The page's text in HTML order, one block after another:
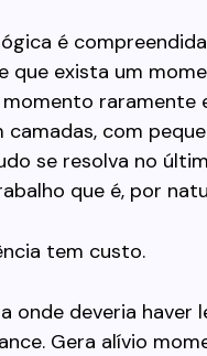
é
que exista um
momento
com
se resolva no
que é, por
tem custo.
onde deveria
Gera alívio